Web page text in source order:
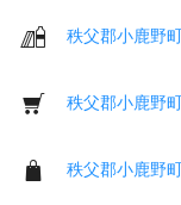
秩父郡小鹿野
秩父郡小鹿野
秩父郡小鹿野